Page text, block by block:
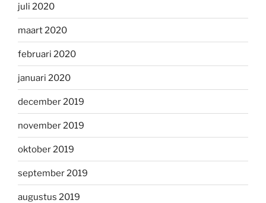
juli 2020
maart 2020
februari 2020
januari 2020
december 2019
november 2019
oktober 2019
september 2019
augustus 2019